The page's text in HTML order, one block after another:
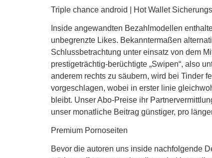
Triple chance android | Hot Wallet
Inside angewandten Bezahlmodellen
unbegrenzte Likes. Bekanntermaßen
Schlussbetrachtung unter einsatz von dem
prestigeträchtig-berüchtigte „Swipen“, also
anderem rechts zu säubern, wird bei Tinder
vorgeschlagen, wobei in erster linie
bleibt. Unser Abo-Preise ihr
unser monatliche Beitrag günstiger, pro
Premium Pornoseiten
Bevor die autoren uns inside nachfolgende